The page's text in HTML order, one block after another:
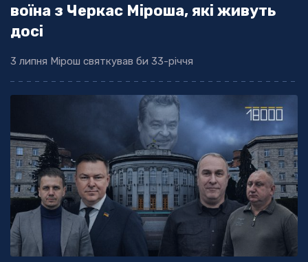
воїна з Черкас Міроша, які живуть
досі
3 липня Мірош святкував би 33-річчя